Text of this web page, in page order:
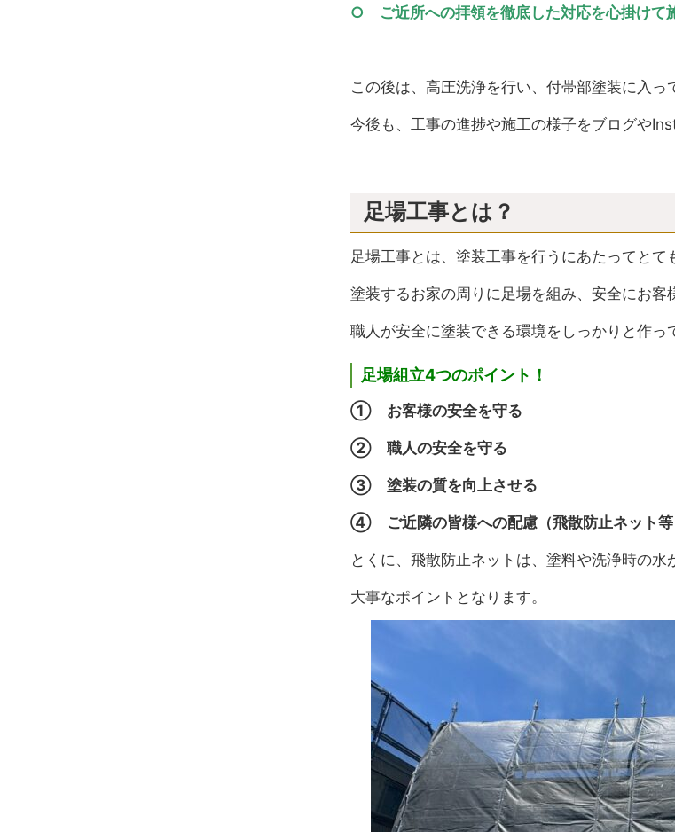
○ ご近所への拝領を徹底した対応を心掛けて
この後は、高圧洗浄を行い、付帯部塗装に入っ
今後も、工事の進捗や施工の様子をブログや
足場工事とは？
足場工事とは、塗装工事を行うにあたってとて
塗装するお家の周りに足場を組み、安全にお客
職人が安全に塗装できる環境をしっかりと作っ
足場組立4つのポイント！
① お客様の安全を守る
② 職人の安全を守る
③ 塗装の質を向上させる
④ ご近隣の皆様への配慮（飛散防止ネット等
とくに、飛散防止ネットは、塗料や洗浄時の水
大事なポイントとなります。